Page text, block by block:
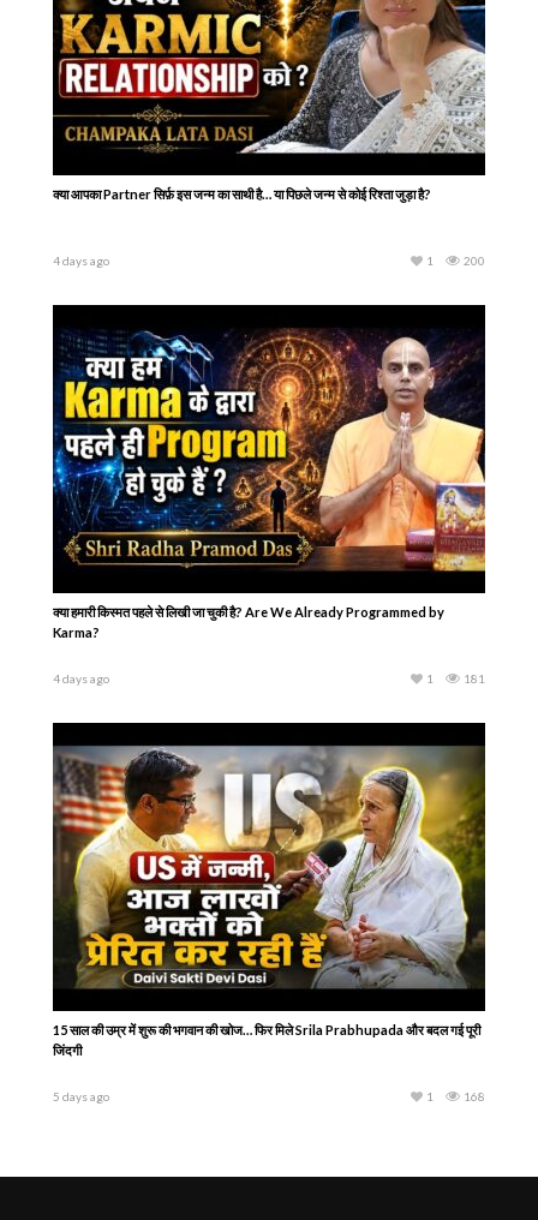
क्या आपका Partner सिर्फ़ इस जन्म का साथी है… या पिछले जन्म से कोई रिश्ता जुड़ा है?
4 days ago 200
1
क्या हमारी किस्मत पहले से लिखी जा चुकी है? Are We Already Programmed by
Karma?
4 days ago 181
1
15 साल की उम्र में शुरू की भगवान की खोज… फिर मिले Srila Prabhupada और बदल गई पूरी
जिंदगी
5 days ago 168
1